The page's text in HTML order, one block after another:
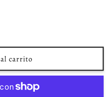
carrito